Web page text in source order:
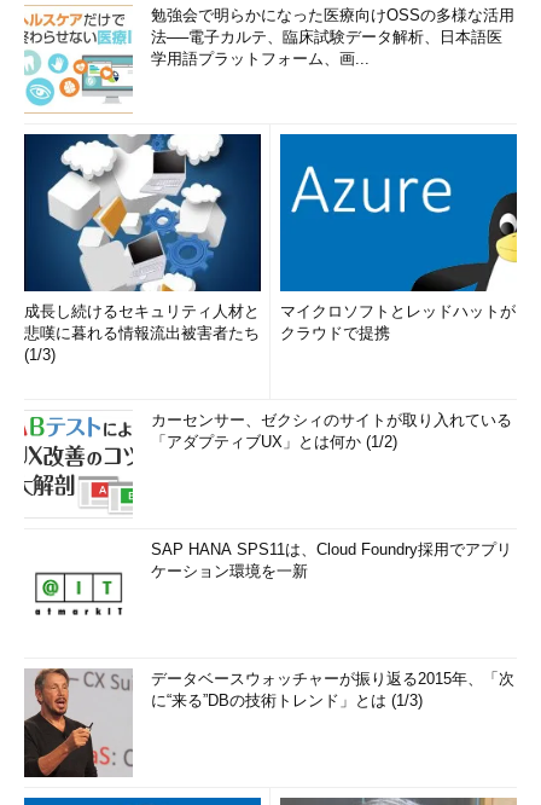
勉強会で明らかになった医療向けOSSの多様な活用
法──電子カルテ、臨床試験データ解析、日本語医
学用語プラットフォーム、画...
成長し続けるセキュリティ人材と
悲嘆に暮れる情報流出被害者たち
(1/3)
マイクロソフトとレッドハットが
クラウドで提携
カーセンサー、ゼクシィのサイトが取り入れている
「アダプティブUX」とは何か (1/2)
SAP HANA SPS11は、Cloud Foundry採用でアプリ
ケーション環境を一新
データベースウォッチャーが振り返る2015年、「次
に“来る”DBの技術トレンド」とは (1/3)